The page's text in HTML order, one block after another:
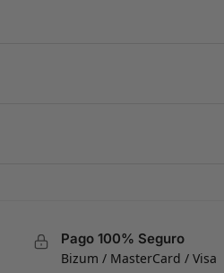
Pago 100% Seguro
Bizum / MasterCard / Visa